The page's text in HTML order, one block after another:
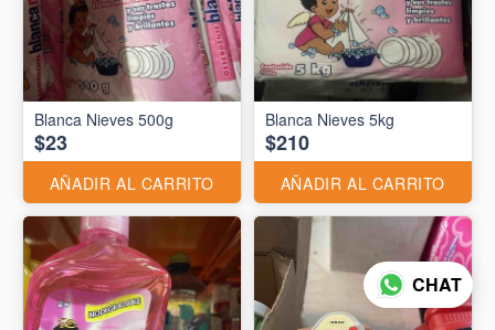
Blanca Nieves 500g
$23
AÑADIR AL CARRITO
Blanca Nieves 5kg
$210
AÑADIR AL CARRITO
CHAT